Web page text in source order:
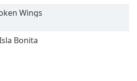
Wings
Bonita